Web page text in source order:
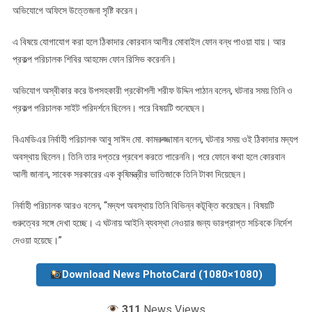
অভিযোগে অফিসে উত্তেজনা সৃষ্টি করেন।
এ বিষয়ে যোগাযোগ করা হলে ঠিকাদার কোরবান আলীর মোবাইল ফোন বন্ধ পাওয়া যায়। আর
প্রকল্প পরিচালক শিবির আহমেদ ফোন রিসিভ করেননি।
অভিযোগ অস্বীকার করে উপসহকারী প্রকৌশলী শরীফ উদ্দিন পাঠান বলেন, ঘটনার সময় তিনি ও
প্রকল্প পরিচালক সাইট পরিদর্শনে ছিলেন। পরে বিষয়টি শুনেছেন।
বিএমডিএর নির্বাহী পরিচালক আবু সাঈদ মো. কামরুজ্জামান বলেন, ঘটনার সময় ওই ঠিকাদার মদ্যপ
অবস্থায় ছিলেন। তিনি তার দপ্তরে প্রবেশ করতে পারেননি। পরে ফোনে কথা হলে কোরবান
আলী জানান, সাবেক সরকারের এক কৃষিমন্ত্রীর ভাতিজাকে তিনি টাকা দিয়েছেন।
নির্বাহী পরিচালক আরও বলেন, “মদ্যপ অবস্থায় তিনি বিভিন্ন কটূক্তি করেছেন। বিষয়টি
গুরুত্বের সঙ্গে দেখা হচ্ছে। এ ঘটনায় আইনি ব্যবস্থা নেওয়ার জন্য ভারপ্রাপ্ত সচিবকে নির্দেশ
দেওয়া হয়েছে।”
Download News PhotoCard (1080×1080)
311 News Views